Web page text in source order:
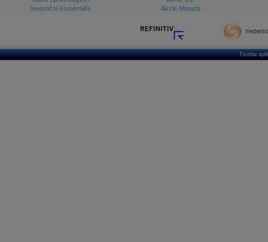
Investiční komentáře
Akcie Moneta
Tvorba